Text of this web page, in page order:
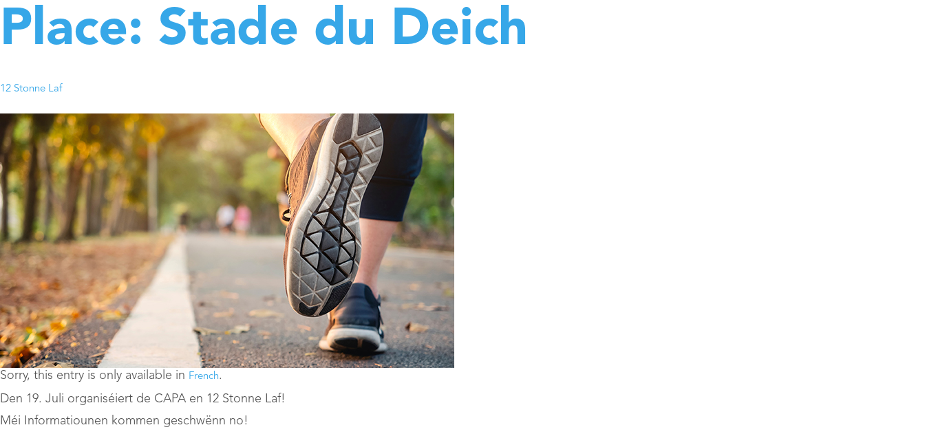
Place: Stade du Deich
12 Stonne Laf
Sorry, this entry is only available in French.
Den 19. Juli organiséiert de CAPA en 12 Stonne Laf!
Méi Informatiounen kommen geschwënn no!